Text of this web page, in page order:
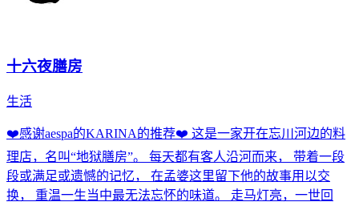
十六夜膳房
生活
❤️感谢aespa的KARINA的推荐❤️ 这是一家开在忘川河边的料
理店，名叫“地狱膳房”。 每天都有客人沿河而来， 带着一段
段或满足或遗憾的记忆， 在孟婆这里留下他的故事用以交
换， 重温一生当中最无法忘怀的味道。 走马灯亮，一世回